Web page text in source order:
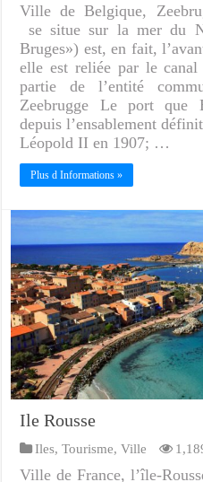
Ville de Belgique,
se situe sur la mer du
Bruges») est, en fait,
elle est reliée par le
partie de l’entité
Zeebrugge Le port que
depuis l’ensablement
Léopold II en 1907; …
Plus d Informations »
Ile Rousse
Iles,Tourisme,Ville
Ville de France, l’île-